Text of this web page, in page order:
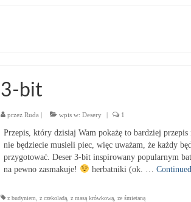
3-bit
przez Ruda | wpis w: Desery | 1
Przepis, który dzisiaj Wam pokażę to bardziej przepis
nie będziecie musieli piec, więc uważam, że każdy
przygotować. Deser 3-bit inspirowany popularnym
na pewno zasmakuje!
herbatniki (ok. … Continued
z budyniem z czekoladą, z masą krówkową, ze śmietaną